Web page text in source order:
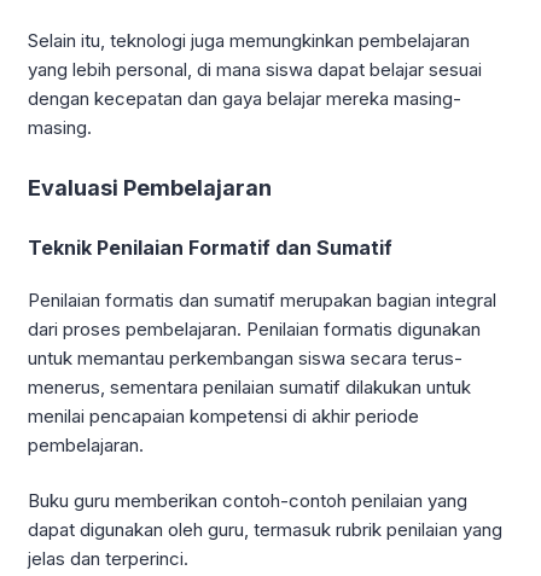
Selain itu, teknologi juga memungkinkan pembelajaran
yang lebih personal, di mana siswa dapat belajar sesuai
dengan kecepatan dan gaya belajar mereka masing-
masing.
Evaluasi Pembelajaran
Teknik Penilaian Formatif dan Sumatif
Penilaian formatis dan sumatif merupakan bagian integral
dari proses pembelajaran. Penilaian formatis digunakan
untuk memantau perkembangan siswa secara terus-
menerus, sementara penilaian sumatif dilakukan untuk
menilai pencapaian kompetensi di akhir periode
pembelajaran.
Buku guru memberikan contoh-contoh penilaian yang
dapat digunakan oleh guru, termasuk rubrik penilaian yang
jelas dan terperinci.